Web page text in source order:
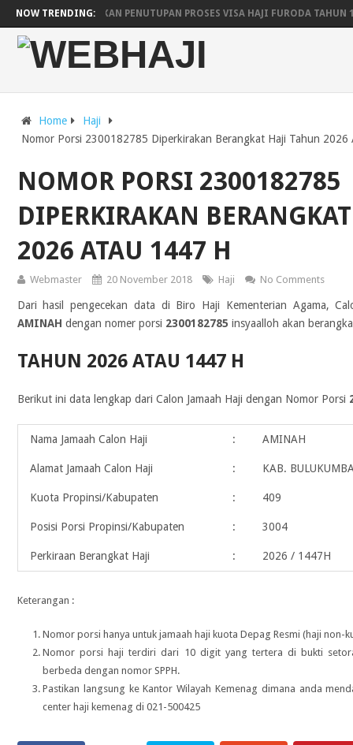
NOW TRENDING:
ARAB SAUDI UMUMKAN PENUTUPAN PROSES VISA HAJI FURODA TAHUN
JADWAL KEBERANGKATAN DAN KEPULANGAN HAJI WILAYAH
PESAWAT SAUDIA AIRLINES UNTUK LIMA EMBARKASI
Home
Haji
Nomor Porsi 2300182785 Diperkirakan Berangkat Haji Tahun 2026
NOMOR PORSI 2300182785
DIPERKIRAKAN
2026 ATAU 1447 H
Webmaster 20 November 2018 Haji No Comments
Dari hasil pengecekan data di Biro Haji Kementerian Agama,
AMINAH dengan nomer porsi 2300182785 insyaalloh akan
TAHUN 2026 ATAU 1447 H
Berikut ini data lengkap dari Calon Jamaah Haji dengan Nomor Porsi
Nama Jamaah Calon Haji : AMINAH
Alamat Jamaah Calon Haji : KAB.
Kuota Propinsi/Kabupaten : 409
Posisi Porsi Propinsi/Kabupaten : 3004
Perkiraan Berangkat Haji : 2026 / 1447H
Keterangan :
Nomor porsi hanya untuk jamaah haji kuota Depag Resmi (haji non-
Nomor porsi haji terdiri dari 10 digit yang tertera di bukti
berbeda dengan nomor SPPH.
Pastikan langsung ke Kantor Wilayah Kemenag dimana anda
center haji kemenag di 021-500425